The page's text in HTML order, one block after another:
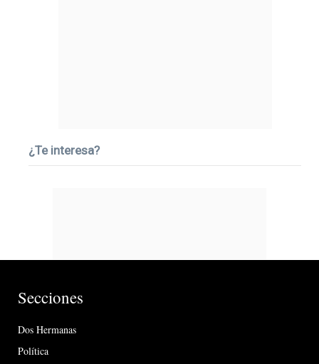
¿Te interesa?
Secciones
Dos Hermanas
Política